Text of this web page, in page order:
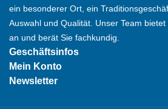
ein besonderer Ort, ein
Auswahl und Qualität. Unser Team
an und berät Sie fachkundig.
Geschäftsinfos
Mein Konto
Newsletter